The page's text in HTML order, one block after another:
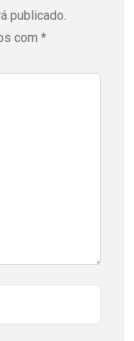
publicado.
com *